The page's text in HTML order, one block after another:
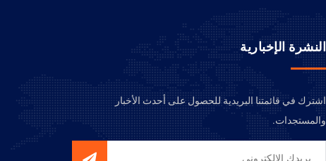
النشرة الإخبارية
اشترك في قائمتنا البريدية للحصول على أحدث الأخبار
والمستجدات.